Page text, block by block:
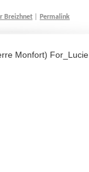
Breizhnet Permalink
Monfort) For_Lucie